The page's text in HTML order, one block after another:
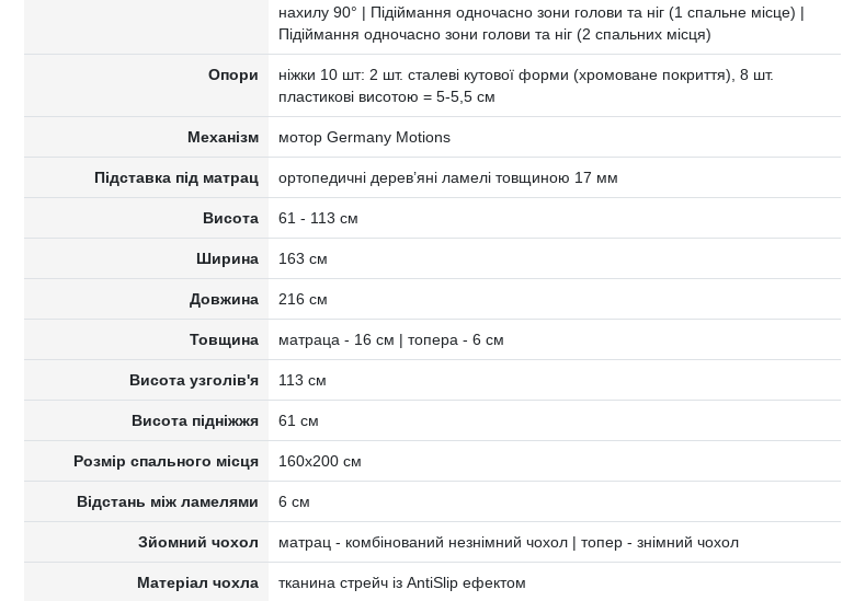
нахилу 90° | Підіймання одночасно зони голови та ніг (1 спальне місце) |
Підіймання одночасно зони голови та ніг (2 спальних місця)
Опори
ніжки 10 шт: 2 шт. сталеві кутової форми (хромоване покриття), 8 шт.
пластикові висотою = 5-5,5 см
Механізм мотор Germany Motions
Підставка під матрац ортопедичні дерев’яні ламелі товщиною 17 мм
Висота 61 - 113 см
Ширина 163 см
Довжина 216 см
Товщина матраца - 16 см | топера - 6 см
Висота узголів'я 113 см
Висота підніжжя 61 см
Розмір спального місця 160х200 см
Відстань між ламелями 6 см
Зйомний чохол матрац - комбінований незнімний чохол | топер - знiмний чохол
Матеріал чохла тканина стрейч із AntiSlip ефектом